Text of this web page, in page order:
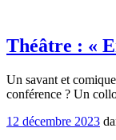
Théâtre : «
Un savant et
conférence ? Un
12 décembre 2023